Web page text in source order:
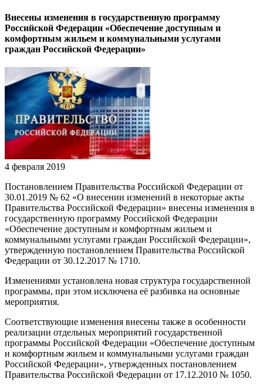
Внесены изменения в государственную программу
Российской Федерации «Обеспечение доступным и
комфортным жильем и коммунальными услугами
граждан Российской Федерации»
4 февраля 2019
Постановлением Правительства Российской Федерации от
30.01.2019 № 62 «О внесении изменений в некоторые акты
Правительства Российской Федерации» внесены изменения в
государственную программу Российской Федерации
«Обеспечение доступным и комфортным жильем и
коммунальными услугами граждан Российской Федерации»,
утвержденную постановлением Правительства Российской
Федерации от 30.12.2017 № 1710.
Изменениями установлена новая структура государственной
программы, при этом исключена её разбивка на основные
мероприятия.
Соответствующие изменения внесены также в особенности
реализации отдельных мероприятий государственной
программы Российской Федерации «Обеспечение доступным
и комфортным жильем и коммунальными услугами граждан
Российской Федерации», утвержденных постановлением
Правительства Российской Федерации от 17.12.2010 № 1050.